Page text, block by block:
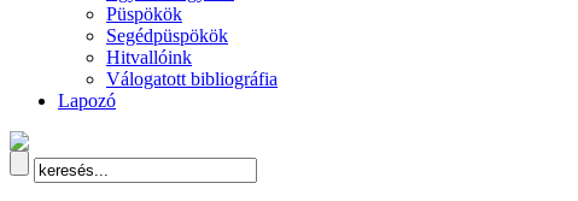
Püspökök
Segédpüspökök
Hitvallóink
Válogatott bibliográfia
Lapozó